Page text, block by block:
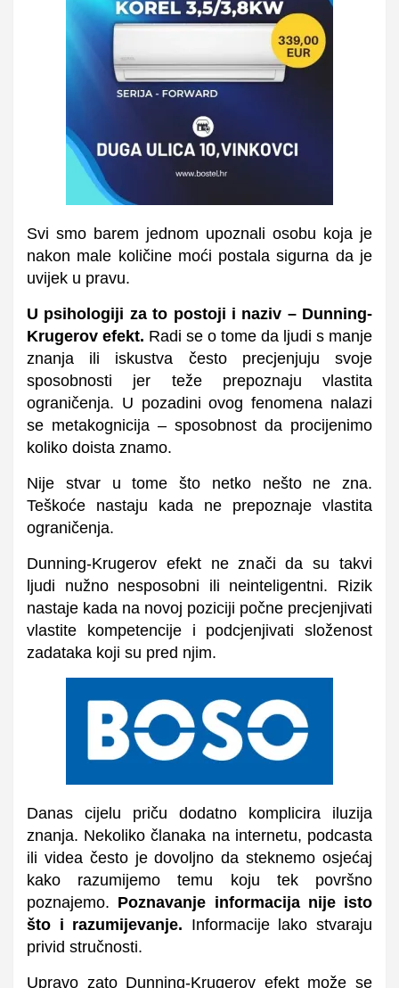
Svi smo barem jednom upoznali osobu koja je
nakon male količine moći postala sigurna da je
uvijek u pravu.
U psihologiji za to postoji i naziv – Dunning-
Krugerov efekt. Radi se o tome da ljudi s manje
znanja ili iskustva često precjenjuju svoje
sposobnosti jer teže prepoznaju vlastita
ograničenja. U pozadini ovog fenomena nalazi
se metakognicija – sposobnost da procijenimo
koliko doista znamo.
Nije stvar u tome što netko nešto ne zna.
Teškoće nastaju kada ne prepoznaje vlastita
ograničenja.
Dunning-Krugerov efekt ne znači da su takvi
ljudi nužno nesposobni ili neinteligentni. Rizik
nastaje kada na novoj poziciji počne precjenjivati
vlastite kompetencije i podcjenjivati složenost
zadataka koji su pred njim.
Danas cijelu priču dodatno komplicira iluzija
znanja. Nekoliko članaka na internetu, podcasta
ili videa često je dovoljno da steknemo osjećaj
kako razumijemo temu koju tek površno
poznajemo. Poznavanje informacija nije isto
što i razumijevanje. Informacije lako stvaraju
privid stručnosti.
Upravo zato Dunning-Krugerov efekt može se